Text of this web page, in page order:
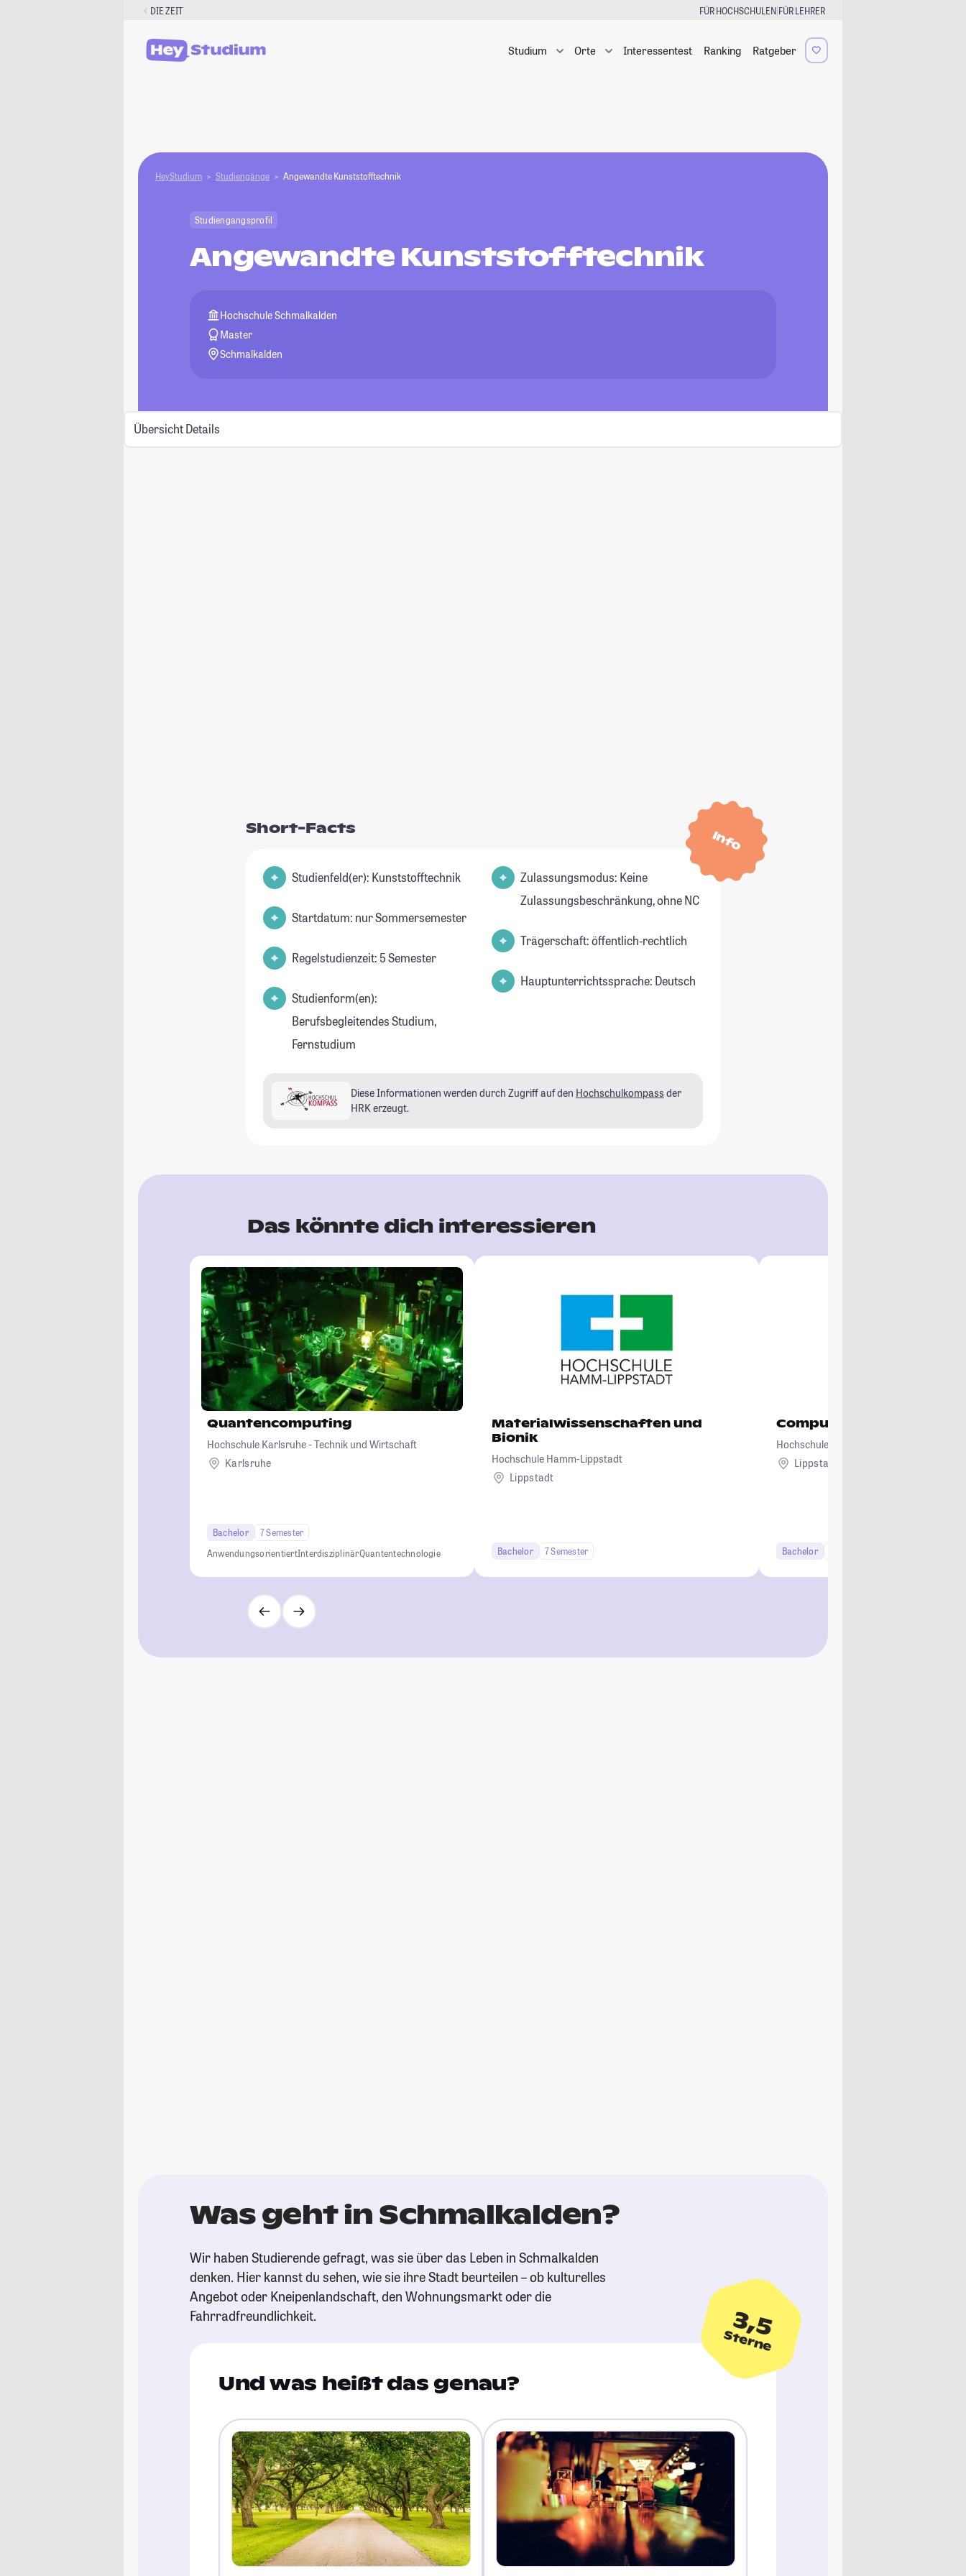
DIE ZEIT FÜR HOCHSCHULEN|FÜR LEHRER
Studium Orte Interessentest Ranking Ratgeber
HeyStudium Studiengänge Angewandte Kunststofftechnik
Studiengangsprofil
Angewandte Kunststofftechnik
Hochschule Schmalkalden
Master
Schmalkalden
Übersicht Details
Info
Short-Facts
Studienfeld(er): Kunststofftechnik
Startdatum: nur Sommersemester
Regelstudienzeit: 5 Semester
Studienform(en):
Berufsbegleitendes Studium,
Fernstudium
Zulassungsmodus: Keine
Zulassungsbeschränkung, ohne NC
Trägerschaft: öffentlich-rechtlich
Hauptunterrichtssprache: Deutsch
Diese Informationen werden durch Zugriff auf den Hochschulkompass der
HRK erzeugt.
Das könnte dich interessieren
Quantencomputing
Hochschule Karlsruhe - Technik und Wirtschaft
Karlsruhe
Bachelor
7 Semester
AnwendungsorientiertInterdisziplinärQuantentechnologie
Materialwissenschaften und
Bionik
Hochschule Hamm-Lippstadt
Lippstadt
Bachelor 7 Semester
Computervisualistik und
Hochschule Hamm-Lippstadt
Lippstadt
Bachelor
Was geht in Schmalkalden?
Wir haben Studierende gefragt, was sie über das Leben in Schmalkalden
denken. Hier kannst du sehen, wie sie ihre Stadt beurteilen – ob kulturelles
Angebot oder Kneipenlandschaft, den Wohnungsmarkt oder die
Fahrradfreundlichkeit.
3,5
Sterne
Und was heißt das genau?